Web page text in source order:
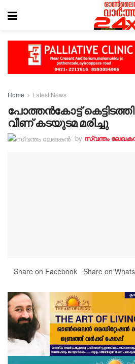
Home Latest News
പോത്തൻകോട്ട്
വീണ് കടയുടമ മരിച്ചു
by സ്വന്തം
Share on Facebook Share on